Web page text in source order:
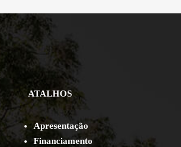
ATALHOS
Apresentação
Financiamento